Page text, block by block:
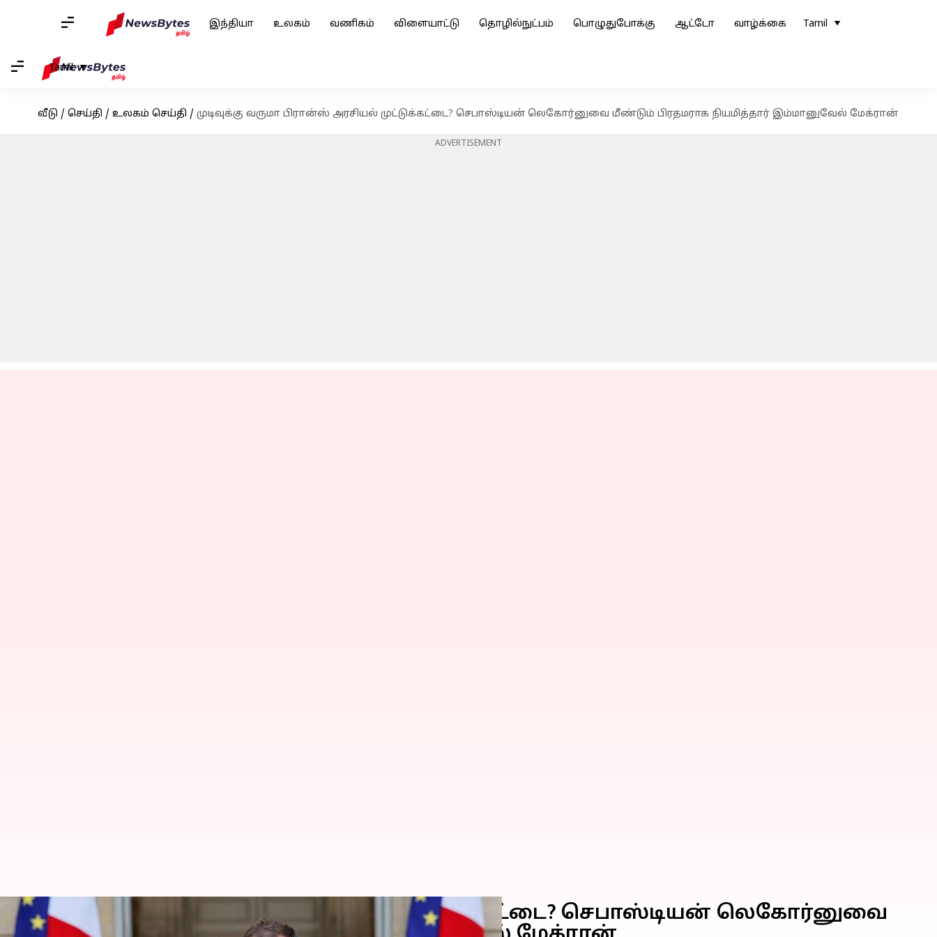
இந்தியா உலகம் வணிகம் விளையாட்டு தொழில்நுட்பம் பொழுதுபோக்கு ஆட்டோ வாழ்க்கை Tamil
Tamil
வீடு / செய்தி / உலகம் செய்தி / முடிவுக்கு வருமா பிரான்ஸ் அரசியல் முட்டுக்கட்டை? செபாஸ்டியன் லெகோர்னுவை மீண்டும் பிரதமராக நியமித்தார் இம்மானுவேல் மேக்ரான்
ADVERTISEMENT
முடிவுக்கு வருமா பிரான்ஸ் அரசியல் முட்டுக்கட்டை? செபாஸ்டியன் லெகோர்னுவை